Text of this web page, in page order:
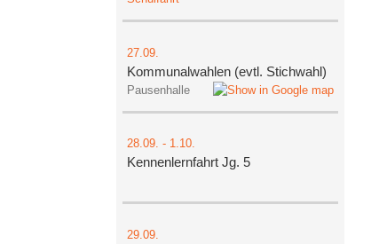
27.09.
Kommunalwahlen (evtl. Stichwahl)
Pausenhalle
28.09. - 1.10.
Kennenlernfahrt Jg. 5
29.09.